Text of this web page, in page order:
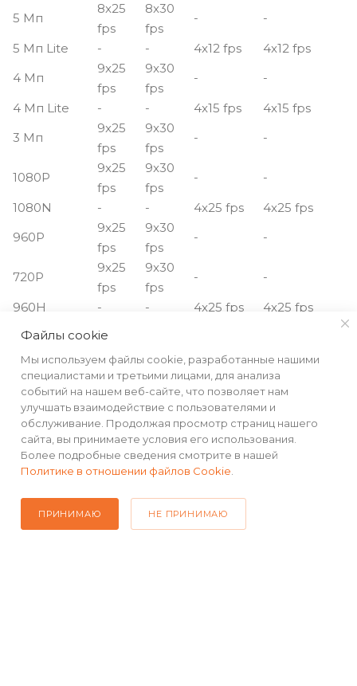
5 Мп
8x25
fps
8x30
fps
-
-
5 Мп Lite
- - 4x12 fps
4x12 fps
4 Мп
9x25
fps
9x30
fps
-
-
4 Мп Lite
- - 4x15 fps
4x15 fps
3 Мп
9x25
fps
9x30
fps
- -
1080P
9x25
fps
9x30
fps
-
-
1080N
- - 4x25 fps
4x25 fps
960P
9x25
fps
9x30
fps
- -
720P
9x25
fps
9x30
fps
-
-
960H
- - 4x25 fps
4x25 fps
D1
9x25
КАТАЛОГ
ПОМОЩЬ
Файлы cookie
Мы используем файлы cookie, разработанные нашими
специалистами и третьими лицами, для анализа
событий на нашем веб-сайте, что позволяет нам
улучшать взаимодействие с пользователями и
обслуживание. Продолжая просмотр страниц нашего
сайта, вы принимаете условия его использования.
Более подробные сведения смотрите в нашей
Политике в отношении файлов Cookie
ПРИНИМАЮ НЕ ПРИНИМАЮ